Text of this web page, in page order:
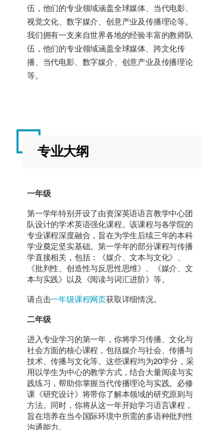
伍，他们的专业领域涵盖全球媒体、当代电影、
视觉文化、数字媒介、创意产业及传播理论等。
我们拥有一支来自世界各地的经验丰富的教师队
伍，他们的专业领域涵盖全球媒体、跨文化传
播、当代电影、数字媒介、创意产业及传播理论
等。
专业大纲
一年级
第一学年特别开设了由资深英语语言教学中心团
队设计的学术英语强化课程。该课程与各学院的
专业课程深度融合，旨在为学生后续三年的本科
学业奠定坚实基础。第一学年的部分课程与传播
学直接相关，包括：《媒介、文本与文化》、
《批判性、创造性与反思性思维》、《媒介、文
本与实践》以及《阅读与词汇进阶》等。
请点击一年级课程网页获取详细情况。
二年级
进入专业学习的第一年，你将学习传播、文化与
社会方面的核心课程，包括媒介与社会、传播与
技术、传播与文化等。这些课程均为20学分，采
用以学生为中心的教学方式，结合大量阅读与实
践练习，帮助你掌握当代传播理论与实践。必修
课《研究设计》将带你了解本领域的研究原则与
方法。同时，你将从这一年开始学习语言课程，
旨在培养在当今国际环境中所需的多语种批判性
沟通能力。